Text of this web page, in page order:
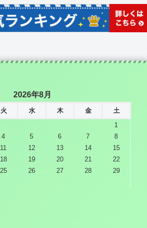
2026年8月
火 水 木 金
土
1
4 5 6 7
8
11 12 13 14
15
18 19 20 21
22
25 26 27 28
29